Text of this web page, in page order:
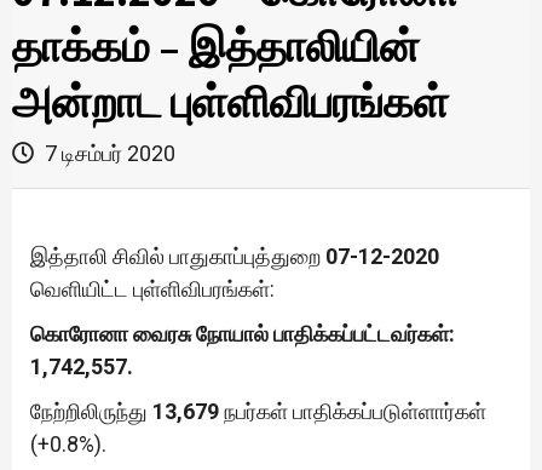
தாக்கம் – இத்தாலியின்
அன்றாட புள்ளிவிபரங்கள்
7 டிசம்பர் 2020
இத்தாலி சிவில் பாதுகாப்புத்துறை 07-12-2020
வெளியிட்ட புள்ளிவிபரங்கள்:
கொரோனா வைரசு நோயால் பாதிக்கப்பட்டவர்கள்:
1,742,557.
நேற்றிலிருந்து 13,679நபர்கள் பாதிக்கப்படுள்ளார்கள்
(+0.8%).